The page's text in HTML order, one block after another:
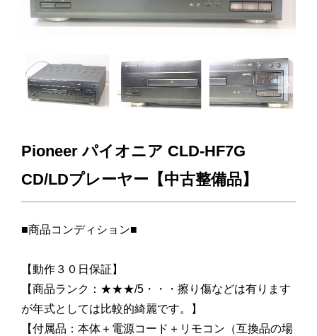
Next
Pioneer パイオニア CLD-HF7G
CD/LDプレーヤー【中古整備品】
■商品コンディション■
【動作３０日保証】
【商品ランク：★★★/5・・・擦り傷などは有ります
が年式としては比較的綺麗です。】
【付属品：本体＋電源コード＋リモコン（互換品の場